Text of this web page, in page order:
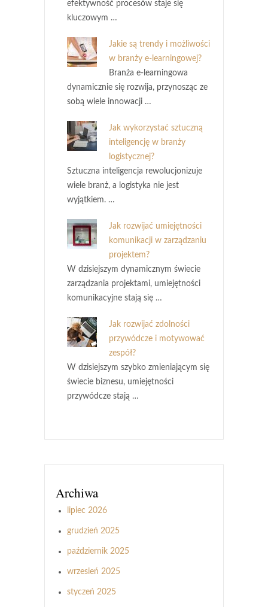
efektywność procesów staje się
kluczowym …
Jakie są trendy i możliwości
w branży e-learningowej?
Branża e-learningowa
dynamicznie się rozwija, przynosząc ze
sobą wiele innowacji …
Jak wykorzystać sztuczną
inteligencję w branży
logistycznej?
Sztuczna inteligencja rewolucjonizuje
wiele branż, a logistyka nie jest
wyjątkiem. …
Jak rozwijać umiejętności
komunikacji w zarządzaniu
projektem?
W dzisiejszym dynamicznym świecie
zarządzania projektami, umiejętności
komunikacyjne stają się …
Jak rozwijać zdolności
przywódcze i motywować
zespół?
W dzisiejszym szybko zmieniającym się
świecie biznesu, umiejętności
przywódcze stają …
Archiwa
lipiec 2026
grudzień 2025
październik 2025
wrzesień 2025
styczeń 2025